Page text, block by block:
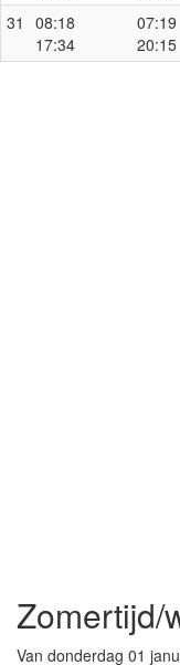
31
08:18
17:34
07:19
20:15
Zomertijd/
Van donderdag 01